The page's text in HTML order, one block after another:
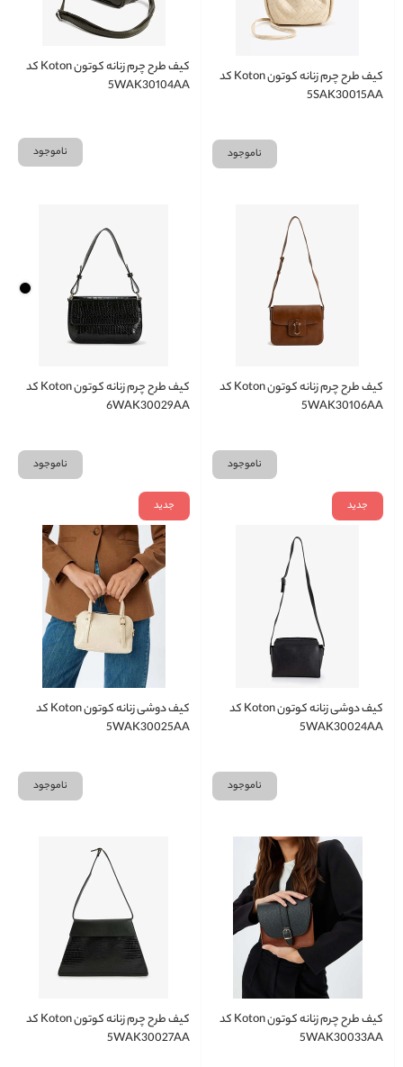
کیف طرح چرم زنانه کوتون Koton کد
5SAK30015AA
ناموجود
کیف طرح چرم زنانه کوتون Koton کد
5WAK30104AA
ناموجود
کیف طرح چرم زنانه کوتون Koton کد
5WAK30106AA
ناموجود
کیف طرح چرم زنانه کوتون Koton کد
6WAK30029AA
ناموجود
جدید
کیف دوشی زنانه کوتون Koton کد
5WAK30024AA
ناموجود
جدید
کیف دوشی زنانه کوتون Koton کد
5WAK30025AA
ناموجود
کیف طرح چرم زنانه کوتون Koton کد
5WAK30033AA
کیف طرح چرم زنانه کوتون Koton کد
5WAK30027AA